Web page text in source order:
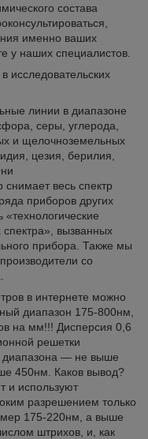
состава
именно ваших
у наших специалистов.
исследовательских
линии в диапазоне
серы, углерода,
и щелочноземельных
цезия, берилия,
весь спектр
приборов других
вызванных
прибора. Также мы
со
в интернете можно
диапазон 175-800нм,
на мм!!! Дисперсия 0,6
решетки
диапазона — не выше
450нм. Каков вывод?
и используют
разрешением только
175-220нм, а выше
штрихов, и, как